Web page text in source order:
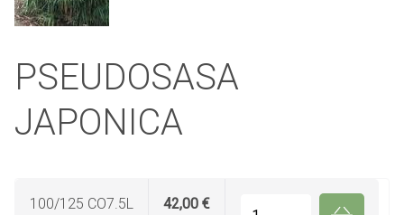
PSEUDOSASA
JAPONICA
100/125 CO7.5L 42,00 €